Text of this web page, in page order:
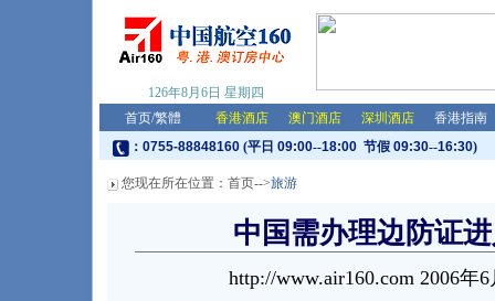
126年8月6日 星期四
首页/繁體 香港酒店 澳门酒店 深圳酒店
香港指南
： 0755-88848160 (平日 09:00--18:00 节假 09:30--16:30)
您现在所在位置： 首页-->旅游
中国需办理边防证
http://www.air160.com 2006年